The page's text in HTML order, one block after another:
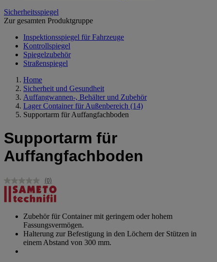
Sicherheitsspiegel
Zur gesamten Produktgruppe
Inspektionsspiegel für Fahrzeuge
Kontrollspiegel
Spiegelzubehör
Straßenspiegel
Home
Sicherheit und Gesundheit
Auffangwannen-, Behälter und Zubehör
Lager Container für Außenbereich (14)
Supportarm für Auffangfachboden
Supportarm für
Auffangfachboden
Kein
Beurteilungswert.
Link
derselben
Seite.
(0)
Zubehör für Container mit geringem oder hohem
Fassungsvermögen.
Halterung zur Befestigung in den Löchern der Stützen in
einem Abstand von 300 mm.